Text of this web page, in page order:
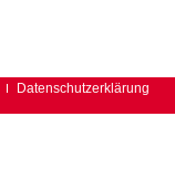
Datenschutzerklärung